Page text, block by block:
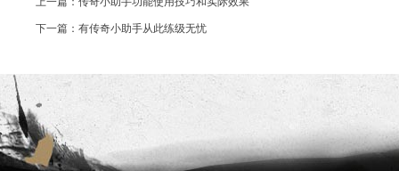
下一篇：有传奇小助手从此练级无忧